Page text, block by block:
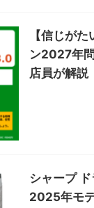
【信じが
ン2027年
店員が解説
シャープ
2025年モ